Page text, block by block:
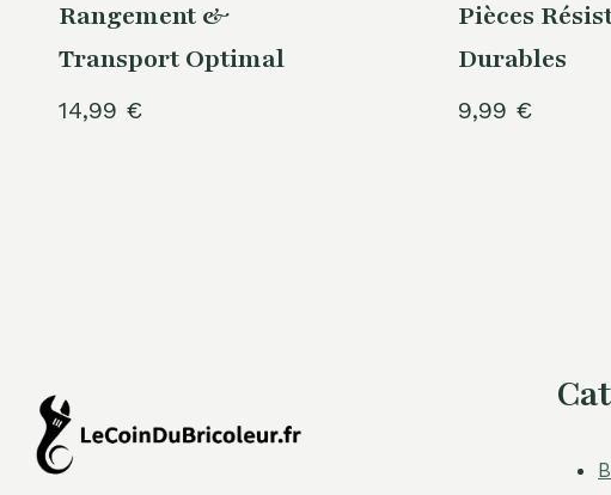
Rangement &
Transport Optimal
14,99 €
Pièces
Durables
9,99 €